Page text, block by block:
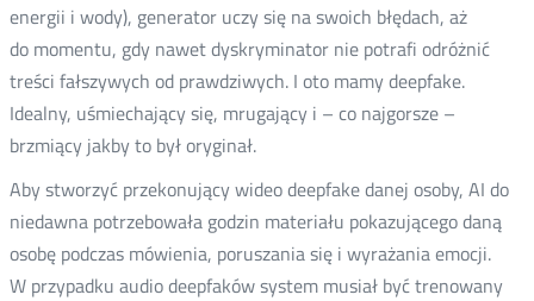
energii i wody), generator uczy się na swoich błędach, aż
do momentu, gdy nawet dyskryminator nie potrafi odróżnić
treści fałszywych od prawdziwych. I oto mamy deepfake.
Idealny, uśmiechający się, mrugający i – co najgorsze –
brzmiący jakby to był oryginał.
Aby stworzyć przekonujący wideo deepfake danej osoby, AI do
niedawna potrzebowała godzin materiału pokazującego daną
osobę podczas mówienia, poruszania się i wyrażania emocji.
W przypadku audio deepfaków system musiał być trenowany